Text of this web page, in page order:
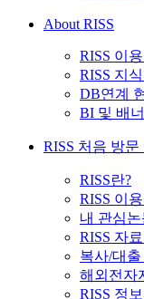
About RISS
RISS 이
RISS 지식
DB연계
BI 및 배
RISS 처음 방문
RISS란?
RISS 이
내 관심
RISS 자
복사/대
해외전자
RISS 정